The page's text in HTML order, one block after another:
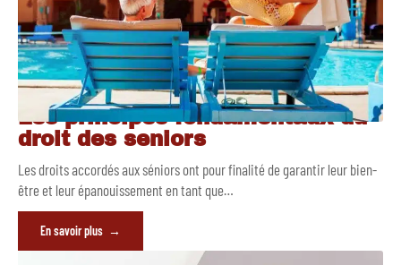
Les principes fondamentaux du
droit des seniors
Les droits accordés aux séniors ont pour finalité de garantir leur bien-
être et leur épanouissement en tant que…
En savoir plus